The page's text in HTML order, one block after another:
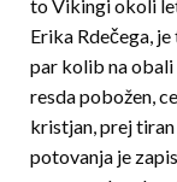
to Vikingi okoli
Erika Rdečega,
par kolib na
resda pobožen,
kristjan, prej
potovanja je